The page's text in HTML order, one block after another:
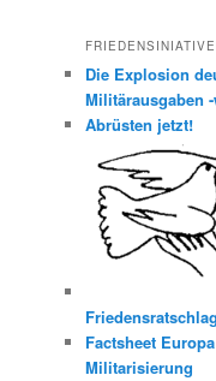
Die Explosion
Militärausgaben
Abrüsten jetzt!
Friedensratschlag
Factsheet Europa
Militarisierung